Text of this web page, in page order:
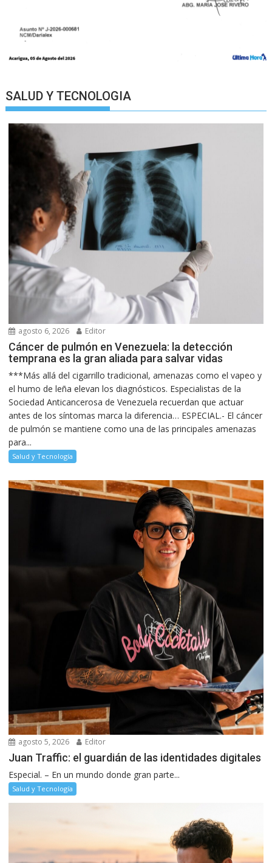
SALUD Y TECNOLOGIA
agosto 6, 2026 Editor
Cáncer de pulmón en Venezuela: la detección
temprana es la gran aliada para salvar vidas
***Más allá del cigarrillo tradicional, amenazas como el vapeo y
el humo de leña elevan los diagnósticos. Especialistas de la
Sociedad Anticancerosa de Venezuela recuerdan que actuar
antes de los síntomas marca la diferencia… ESPECIAL.- El cáncer
de pulmón se mantiene como una de las principales amenazas
para...
Salud y Tecnología
agosto 5, 2026 Editor
Juan Traffic: el guardián de las identidades digitales
Especial. – En un mundo donde gran parte...
Salud y Tecnología